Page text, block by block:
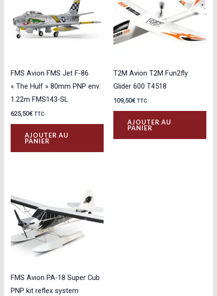
FMS Avion FMS Jet F-86
« The Hulf » 80mm PNP env.
1.22m FMS143-SL
625,50€ TTC
AJOUTER AU
PANIER
T2M Avion T2M Fun2fly
Glider 600 T4518
109,50€ TTC
AJOUTER AU
PANIER
FMS Avion PA-18 Super Cub
PNP kit reflex system